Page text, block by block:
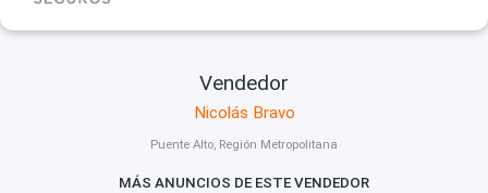
Vendedor
Nicolás Bravo
Puente Alto, Región Metropolitana
MÁS ANUNCIOS DE ESTE VENDEDOR